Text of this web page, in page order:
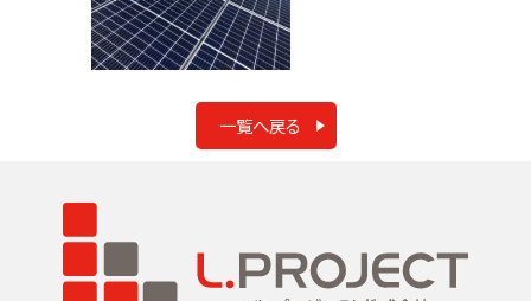
一覧へ戻る